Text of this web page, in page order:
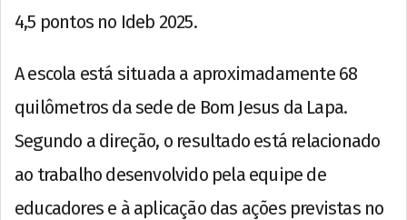
4,5 pontos no Ideb 2025.
A escola está situada a aproximadamente 68
quilômetros da sede de Bom Jesus da Lapa.
Segundo a direção, o resultado está relacionado
ao trabalho desenvolvido pela equipe de
educadores e à aplicação das ações previstas no